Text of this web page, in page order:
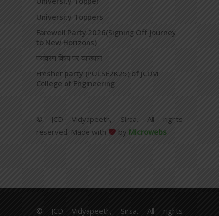
University Toppers
Farewell Party 2026(Signing Off-Journey
to New Horizons)
पर्यावरण विषय पर व्याख्यान
Fresher party (PULSE2K25) of JCDM
College of Engineering
© JCD Vidyapeeth, Sirsa. All rights
reserved. Made with
by Microwebs
© JCD Vidyapeeth, Sirsa. All rights